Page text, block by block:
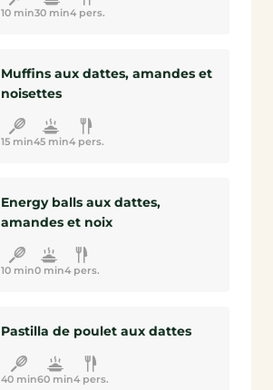
10 min30 min4 pers.
Muffins aux dattes, amandes et
noisettes
15 min45 min4 pers.
Energy balls aux dattes,
amandes et noix
10 min0 min4 pers.
Pastilla de poulet aux dattes
40 min60 min4 pers.